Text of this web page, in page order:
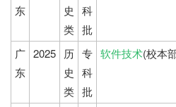
东
史
类
科
批
广
东
2025 历
史
类
专
科
批
软件技术(校本